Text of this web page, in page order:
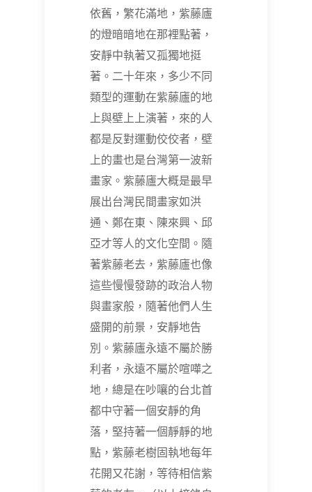
依舊，繁花滿地，紫藤廬
的燈暗暗地在那裡點著，
安靜中執著又孤獨地挺
著。二十年來，多少不同
類型的運動在紫藤廬的地
上與壁上上演著，來的人
都是反對運動佼佼者，壁
上的畫也是台灣第一波新
畫家。紫藤廬大概是最早
展出台灣民間畫家如洪
通、鄭在東、陳來興、邱
亞才等人的文化空間。隨
著紫藤老去，紫藤廬也像
這些慢慢發跡的政治人物
與畫家般，隨著他們人生
盛開的前景，安靜地告
別。紫藤廬永遠不屬於勝
利者，永遠不屬於喧嘩之
地，總是在吵嚷的台北首
都中守著一個安靜的角
落，堅持著一個靜靜的地
點，紫藤老樹固執地每年
花開又花謝，等待相信紫